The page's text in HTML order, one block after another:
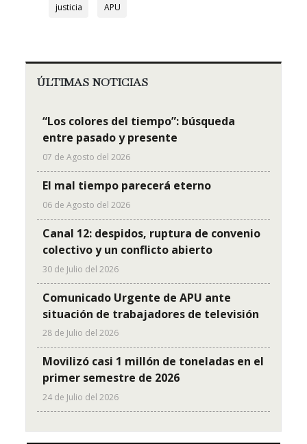
justicia APU
ÚLTIMAS NOTICIAS
“Los colores del tiempo”: búsqueda
entre pasado y presente
07 de Agosto del 2026
El mal tiempo parecerá eterno
06 de Agosto del 2026
Canal 12: despidos, ruptura de convenio
colectivo y un conflicto abierto
30 de Julio del 2026
Comunicado Urgente de APU ante
situación de trabajadores de televisión
28 de Julio del 2026
Movilizó casi 1 millón de toneladas en el
primer semestre de 2026
24 de Julio del 2026